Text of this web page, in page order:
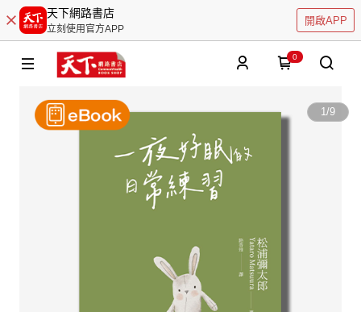
天下網路書店
立刻使用官方APP
開啟APP
0
1/9